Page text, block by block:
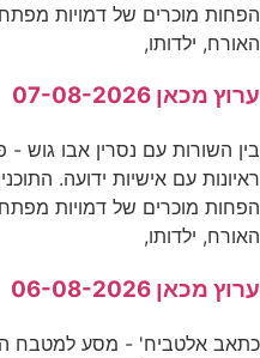
הפחות מוכרים של דמויות
האורח, ילדותו,
ערוץ מכאן 07-08-2026
ראיונות עם אישיות ידועה.
הפחות מוכרים של דמויות
האורח, ילדותו,
ערוץ מכאן 06-08-2026